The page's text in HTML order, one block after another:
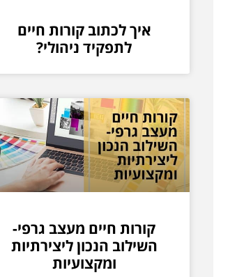
איך לכתוב קורות חיים
לתפקיד ניהולי?
קורות חיים מעצב גרפי-
השילוב הנכון ליצירתיות
ומקצועיות